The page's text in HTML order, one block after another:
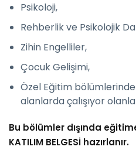
Psikoloji,
Rehberlik ve Psikolojik
Zihin Engelliler,
Çocuk Gelişimi,
Özel Eğitim
alanlarda çalışıyor
Bu bölümler dışında
KATILIM BELGESİ hazırlanır.